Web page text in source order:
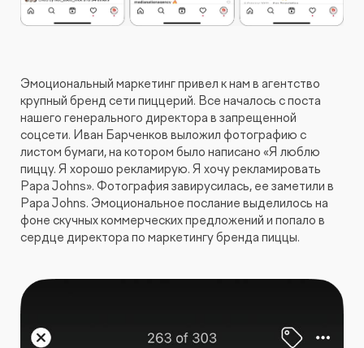
Эмоциональный маркетинг привел к нам в агентство
крупный бренд сети пиццерий. Все началось с поста
нашего генерального директора в запрещенной
соцсети. Иван Барченков выложил фотографию с
листом бумаги, на котором было написано «Я люблю
пиццу. Я хорошо рекламирую. Я хочу рекламировать
Papa Johns». Фотография завирусилась, ее заметили в
Papa Johns. Эмоциональное послание выделилось на
фоне скучных коммерческих предложений и попало в
сердце директора по маркетингу бренда пиццы.